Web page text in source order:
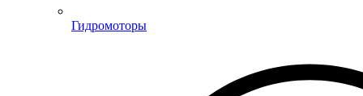
Гидромоторы